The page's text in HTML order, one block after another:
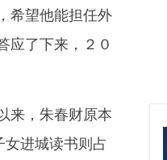
希望他能担任外
应了下来，２０
来，朱春财原本
进城读书则占